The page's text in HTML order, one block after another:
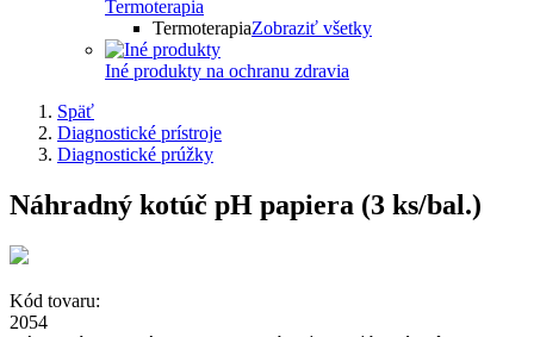
Termoterapia
TermoterapiaZobraziť všetky
Iné produkty na ochranu zdravia
Späť
Diagnostické prístroje
Diagnostické prúžky
Náhradný kotúč pH papiera (3 ks/bal.)
Kód tovaru:
2054